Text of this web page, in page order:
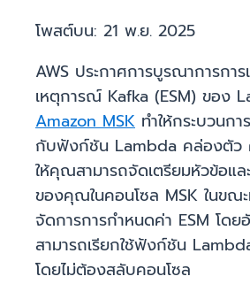
โพสต์บน: 21 พ.ย. 2025
AWS ประกาศการบูรณาการกา
เหตุการณ์ Kafka (ESM) ของ
Amazon MSK ทำให้กระบวนก
กับฟังก์ชัน Lambda คล่องตัว
ให้คุณสามารถจัดเตรียมหัวข้อแ
ของคุณในคอนโซล MSK ในขณ
จัดการการกำหนดค่า ESM โด
สามารถเรียกใช้ฟังก์ชัน
โดยไม่ต้องสลับคอนโซล